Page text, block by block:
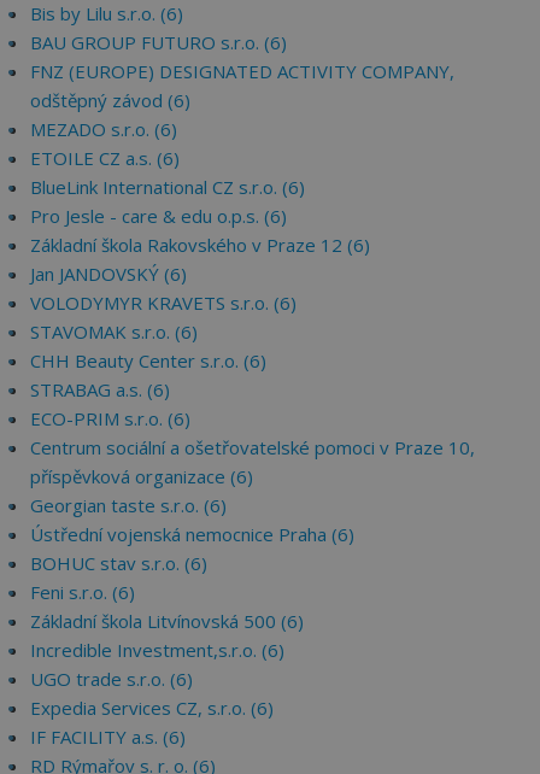
Bis by Lilu s.r.o. (6)
BAU GROUP FUTURO s.r.o. (6)
FNZ (EUROPE) DESIGNATED ACTIVITY COMPANY,
odštěpný závod (6)
MEZADO s.r.o. (6)
ETOILE CZ a.s. (6)
BlueLink International CZ s.r.o. (6)
Pro Jesle - care & edu o.p.s. (6)
Základní škola Rakovského v Praze 12 (6)
Jan JANDOVSKÝ (6)
VOLODYMYR KRAVETS s.r.o. (6)
STAVOMAK s.r.o. (6)
CHH Beauty Center s.r.o. (6)
STRABAG a.s. (6)
ECO-PRIM s.r.o. (6)
Centrum sociální a ošetřovatelské pomoci v Praze 10,
příspěvková organizace (6)
Georgian taste s.r.o. (6)
Ústřední vojenská nemocnice Praha (6)
BOHUC stav s.r.o. (6)
Feni s.r.o. (6)
Základní škola Litvínovská 500 (6)
Incredible Investment,s.r.o. (6)
UGO trade s.r.o. (6)
Expedia Services CZ, s.r.o. (6)
IF FACILITY a.s. (6)
RD Rýmařov s. r. o. (6)